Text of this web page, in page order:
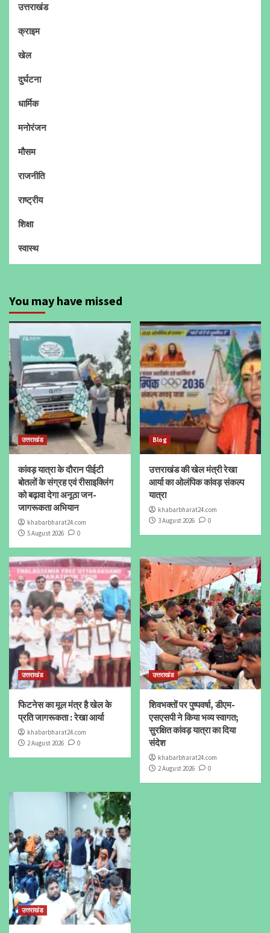
उत्तराखंड
क्राइम
खेल
दुर्घटना
धार्मिक
मनोरंजन
मौसम
राजनीति
राष्ट्रीय
शिक्षा
स्वास्थ
You may have missed
उत्तराखंड
कांवड़ यात्रा के दौरान पीईटी
बोतलों के संग्रह एवं रीसाइक्लिंग
को बढ़ावा देगा अनूठा जन-
जागरूकता अभियान
khabarbharat24.com
5 August 2026
0
Blog
उत्तराखंड की खेल मंत्री रेखा
आर्या का ओलंपिक कांवड़ संकल्प
यात्रा
khabarbharat24.com
3 August 2026
0
उत्तराखंड
फिटनेस का मूल मंत्र है खेल के
प्रति जागरूकता : रेखा आर्या
khabarbharat24.com
2 August 2026
0
उत्तराखंड
शिवभक्तों पर पुष्पवर्षा, डीएम-
एसएसपी ने किया भव्य स्वागत;
सुरक्षित कांवड़ यात्रा का दिया
संदेश
khabarbharat24.com
2 August 2026
0
उत्तराखंड